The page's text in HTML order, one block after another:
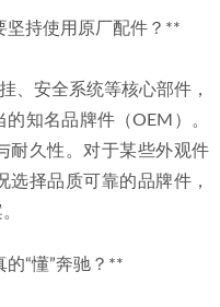
坚持使用原厂配件？**
、安全系统等核心部件，
知名品牌件（OEM）。
耐久性。对于某些外观件
择品质可靠的品牌件，
“懂”奔驰？**